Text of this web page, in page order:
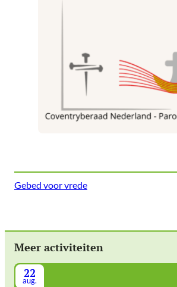
Gebed voor vrede
Meer activiteiten
22
aug.